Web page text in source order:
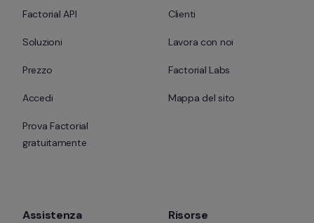
Factorial API
Soluzioni
Prezzo
Accedi
Prova Factorial
gratuitamente
Clienti
Lavora con noi
Factorial Labs
Mappa del sito
Assistenza Risorse